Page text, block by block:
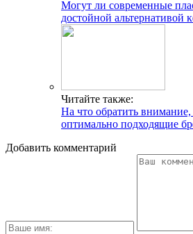
Могут ли современные
достойной альтернативой
Читайте также:
На что обратить
оптимально подходящие
Добавить комментарий